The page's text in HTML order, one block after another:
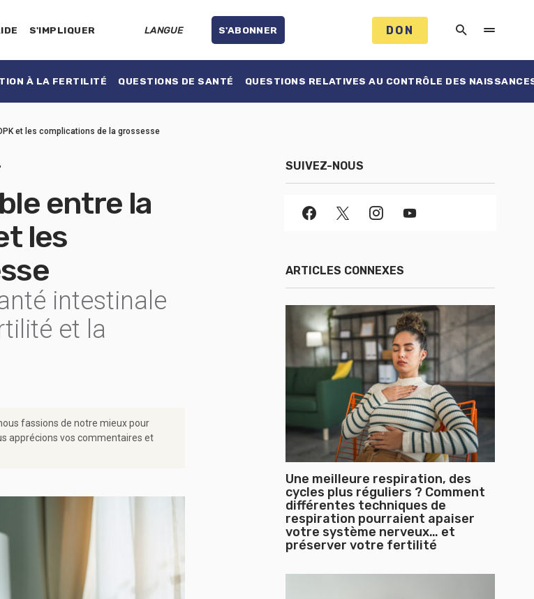
S'IMPLIQUER LANGUE S'ABONNER DON
À LA FERTILITÉ QUESTIONS DE SANTÉ QUESTIONS RELATIVES AU CONTRÔLE DES
et les complications de la grossesse
entre la
les
intestinale
et la
fassions de notre mieux pour
apprécions vos commentaires et
SUIVEZ-NOUS
ARTICLES CONNEXES
Une meilleure respiration, des
cycles plus réguliers ? Comment
différentes techniques de
respiration pourraient apaiser
votre système nerveux… et
préserver votre fertilité